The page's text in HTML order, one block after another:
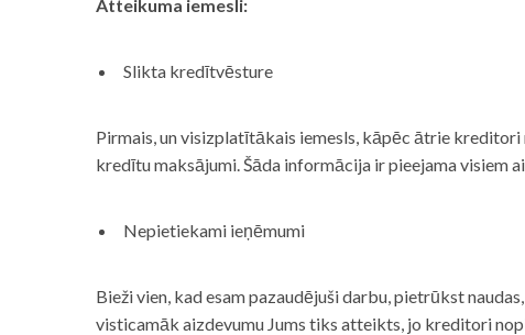
Atteikuma iemesli:
Slikta kredītvēsture
Pirmais, un visizplatītākais iemesls, kāpēc ātrie
kredītu maksājumi. Šāda informācija ir pieejama visiem
Nepietiekami ieņēmumi
Bieži vien, kad esam pazaudējuši darbu, pietrūkst
visticamāk aizdevumu Jums tiks atteikts, jo kreditori